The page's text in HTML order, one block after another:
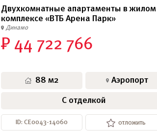
Двухкомнатные апартаменты в жилом
комплексе «ВТБ Арена Парк»
Динамо
₽ 44 722 766
88 м2 Аэропорт
С отделкой
ID: СЕ0043-14060 отложить